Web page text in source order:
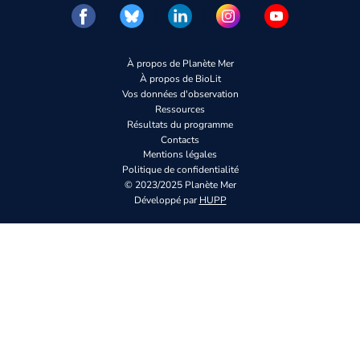
À propos de Planète Mer
À propos de BioLit
Vos données d'observation
Ressources
Résultats du programme
Contacts
Mentions légales
Politique de confidentialité
© 2023/2025 Planète Mer
Développé parHUPP